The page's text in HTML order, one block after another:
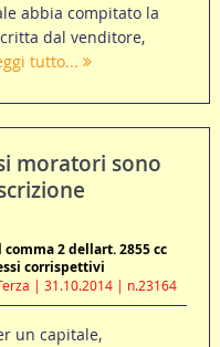
abbia compitato la
dal venditore,
tutto...
moratori sono
2 dellart. 2855 cc
corrispettivi
| 31.10.2014 | n.23164
un capitale,